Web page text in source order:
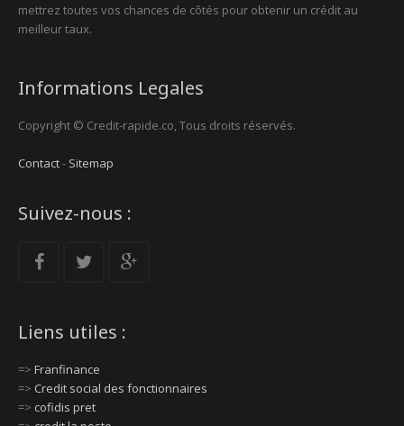
mettrez toutes vos chances de côtés pour obtenir un crédit au
meilleur taux.
Informations Legales
Copyright © Credit-rapide.co, Tous droits réservés.
Contact- Sitemap
Suivez-nous :
Liens utiles :
=> Franfinance
=> Credit social des fonctionnaires
=> cofidis pret